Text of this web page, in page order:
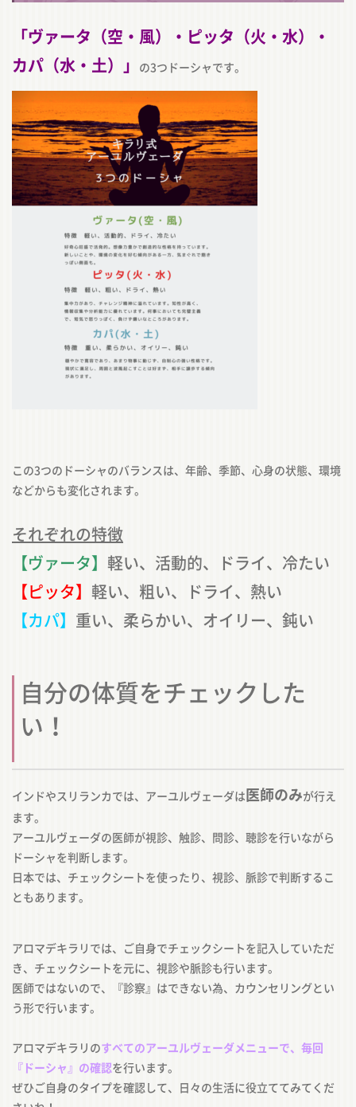
「ヴァータ（空・風）・ピッタ（火・水）・
カパ（水・土）」
の3つドーシャです。
この3つのドーシャのバランスは、年齢、季節、心身の状態、環境
などからも変化されます。
それぞれの特徴
【ヴァータ】 軽い、活動的、ドライ、冷たい
【ピッタ】 軽い、粗い、ドライ、熱い
【カパ】 重い、柔らかい、オイリー、鈍い
自分の体質をチェックした
い！
インドやスリランカでは、アーユルヴェーダは医師のみが行え
ます。
アーユルヴェーダの医師が視診、触診、問診、聴診を行いながら
ドーシャを判断します。
日本では、チェックシートを使ったり、視診、脈診で判断するこ
ともあります。
アロマデキラリでは、ご自身でチェックシートを記入していただ
き、チェックシートを元に、視診や脈診も行います。
医師ではないので、『診察』はできない為、カウンセリングとい
う形で行います。
アロマデキラリのすべてのアーユルヴェーダメニューで、毎回
『ドーシャ』の確認を行います。
ぜひご自身のタイプを確認して、日々の生活に役立ててみてくだ